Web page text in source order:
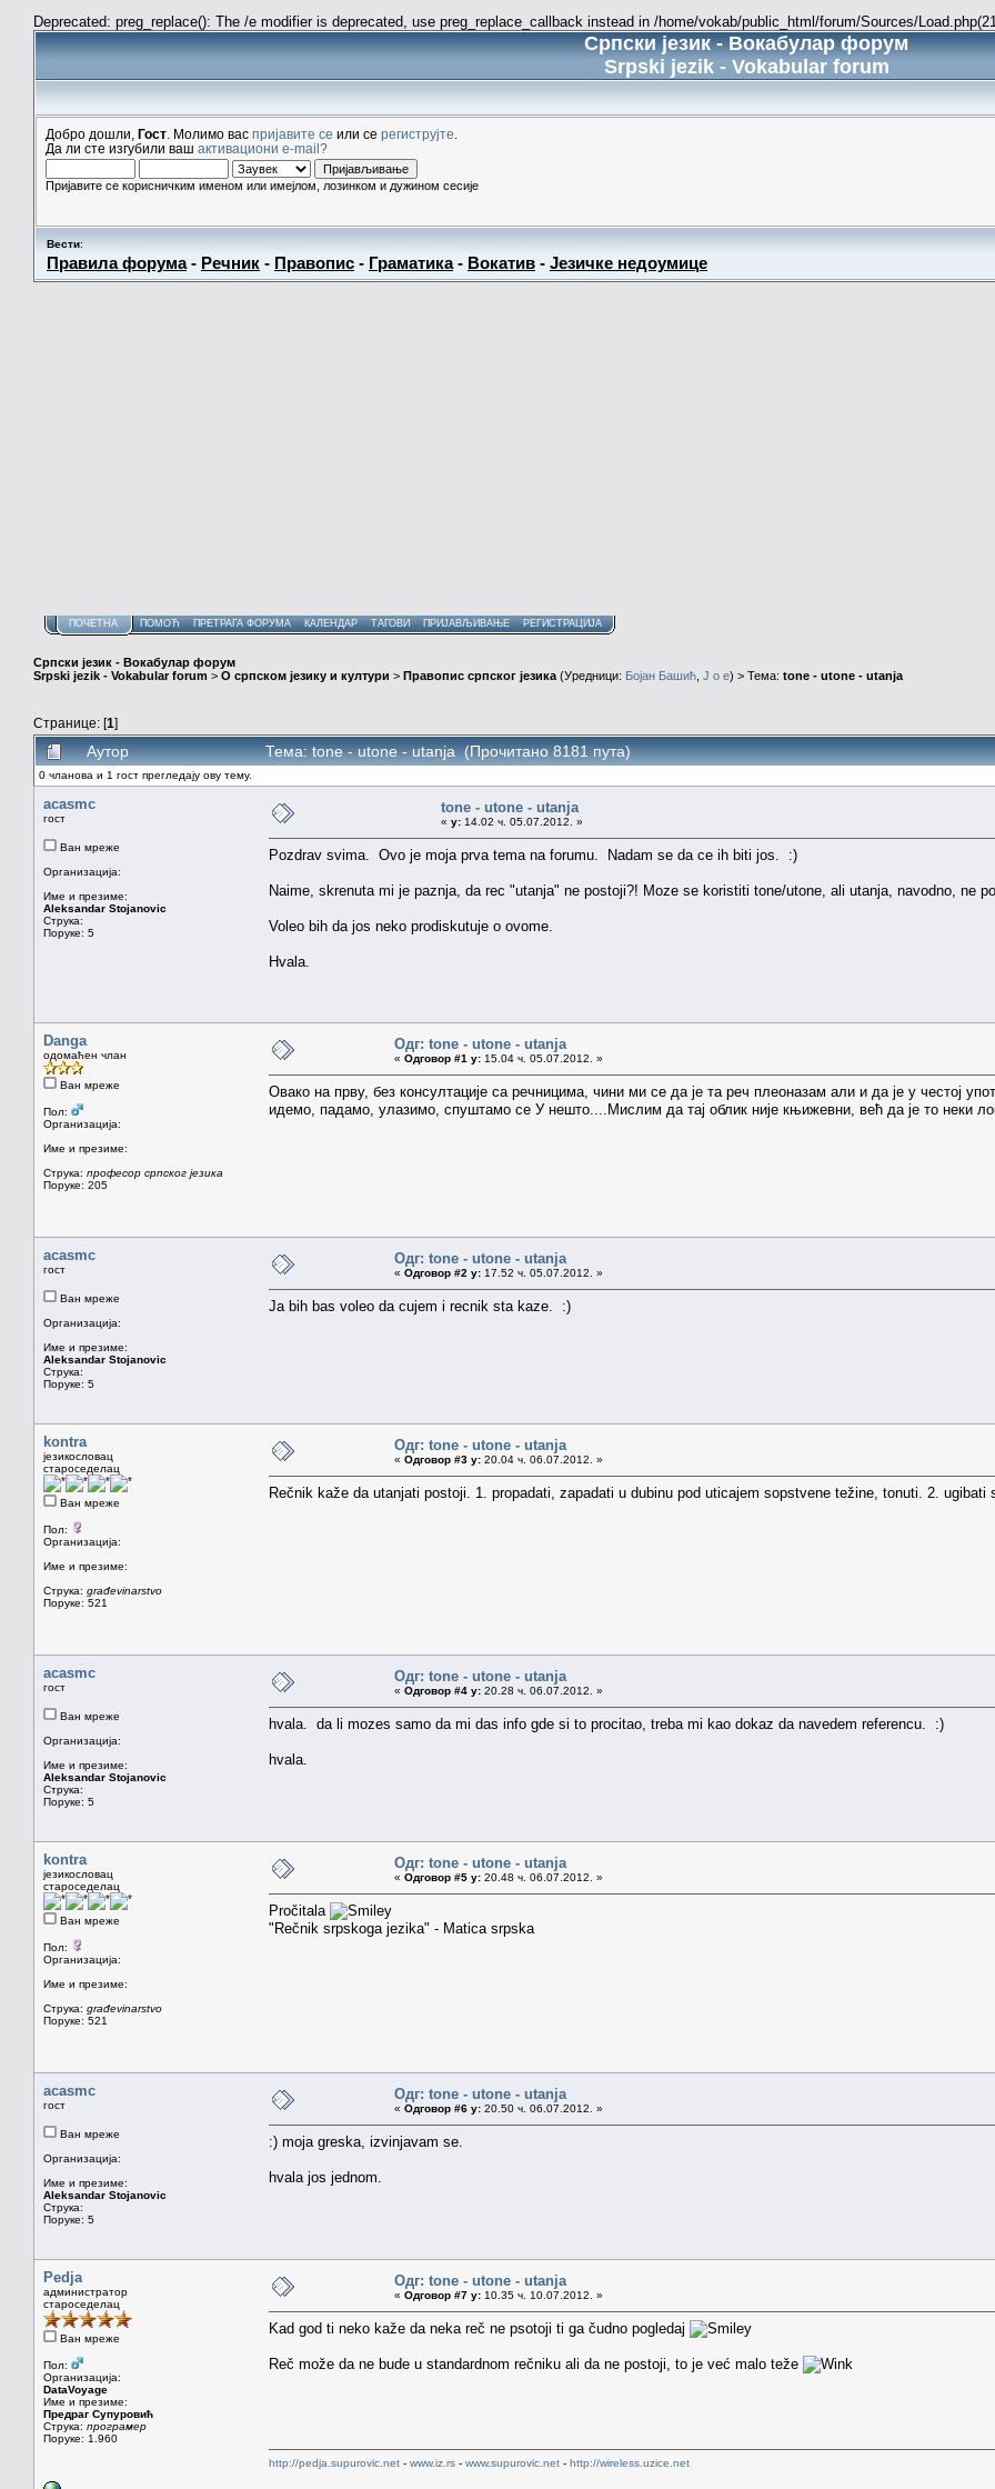
Deprecated: preg_replace(): The /e modifier is deprecated, use preg_replace_callback instead in /home/vokab/public_html/forum/Sources/
Српски језик - Вокабулар форум
Srpski jezik - Vokabular forum
Добро дошли, Гост . Молимо вас пријавите се или се региструјте
Да ли сте изгубили ваш активациони e-mail?
Пријавите се корисничким именом или имејлом, лозинком и дужином сесије
Вести:
Правила форума- Речник - Правопис - Граматика- Вокатив - Језичке недоумице
ПОЧЕТНА ПОМОЋ ПРЕТРАГА ФОРУМА КАЛЕНДАР ТАГОВИ ПРИЈАВЉИВАЊЕ РЕГИСТРАЦИЈА
Српски језик - Вокабулар форум
Srpski jezik - Vokabular forum > О српском језику и култури > Правопис српског језика (Уредници: Бојан Башић J o e) > Тема: tone - utone - utanja
Странице: [1]
Аутор Тема: tone - utone - utanja (Прочитано 8181 пута)
0 чланова и 1 гост прегледају ову тему.
acasmc
гост
Ван мреже
Организација:
Име и презиме:
Aleksandar Stojanovic
Струка:
Поруке: 5
tone - utone - utanja
« у: 14.02 ч. 05.07.2012. »
Pozdrav svima. Ovo je moja prva tema na forumu. Nadam se da ce ih biti jos. :)
Naime, skrenuta mi je paznja, da rec "utanja" ne postoji?! Moze se koristiti tone/utone, ali utanja, navodno, ne
Voleo bih da jos neko prodiskutuje o ovome.
Hvala.
Danga
одомаћен члан
Ван мреже
Пол:
Организација:
Име и презиме:
Струка: професор српског језика
Поруке: 205
Одг: tone - utone - utanja
« Одговор #1 у: 15.04 ч. 05.07.2012. »
Овако на прву, без консултације са речницима, чини ми се да је та реч плеоназам али и да је у
идемо, падамо, улазимо, спуштамо се У нешто....Мислим да тај облик није књижевни, већ да је то неки
acasmc
гост
Ван мреже
Организација:
Име и презиме:
Aleksandar Stojanovic
Струка:
Поруке: 5
Одг: tone - utone - utanja
« Одговор #2 у: 17.52 ч. 05.07.2012. »
Ja bih bas voleo da cujem i recnik sta kaze. :)
kontra
језикословац
староседелац
Ван мреже
Пол:
Организација:
Име и презиме:
Струка: građevinarstvo
Поруке: 521
Одг: tone - utone - utanja
« Одговор #3 у: 20.04 ч. 06.07.2012. »
Rečnik kaže da utanjati postoji. 1. propadati, zapadati u dubinu pod uticajem sopstvene težine, tonuti. 2. ugibati
acasmc
гост
Ван мреже
Организација:
Име и презиме:
Aleksandar Stojanovic
Струка:
Поруке: 5
Одг: tone - utone - utanja
« Одговор #4 у: 20.28 ч. 06.07.2012. »
hvala. da li mozes samo da mi das info gde si to procitao, treba mi kao dokaz da navedem referencu. :)
hvala.
kontra
језикословац
староседелац
Ван мреже
Пол:
Организација:
Име и презиме:
Струка: građevinarstvo
Поруке: 521
Одг: tone - utone - utanja
« Одговор #5 у: 20.48 ч. 06.07.2012. »
Pročitala
"Rečnik srpskoga jezika" - Matica srpska
acasmc
гост
Ван мреже
Организација:
Име и презиме:
Aleksandar Stojanovic
Струка:
Поруке: 5
Одг: tone - utone - utanja
« Одговор #6 у: 20.50 ч. 06.07.2012. »
:) moja greska, izvinjavam se.
hvala jos jednom.
Pedja
администратор
староседелац
Ван мреже
Пол:
Организација:
DataVoyage
Име и презиме:
Предраг Супуровић
Струка: програмер
Поруке: 1.960
Одг: tone - utone - utanja
« Одговор #7 у: 10.35 ч. 10.07.2012. »
Kad god ti neko kaže da neka reč ne psotoji ti ga čudno pogledaj
Reč može da ne bude u standardnom rečniku ali da ne postoji, to je već malo teže
http://pedja.supurovic.net - www.iz.rs - www.supurovic.net - http://wireless.uzice.net